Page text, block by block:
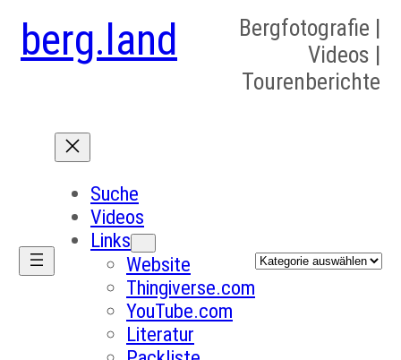
berg.land
Bergfotografie |
Videos |
Tourenberichte
Suche
Videos
Links
Website
Thingiverse.com
YouTube.com
Literatur
Kategorien